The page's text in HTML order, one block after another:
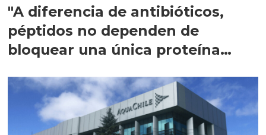
"A diferencia de antibióticos,
péptidos no dependen de
bloquear una única proteína